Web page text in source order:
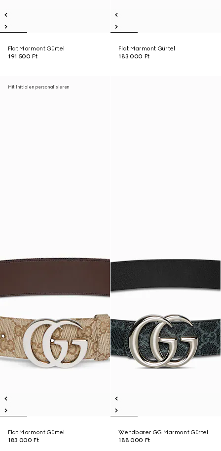
Flat Marmont Gürtel
191 500 Ft
Flat Marmont Gürtel
183 000 Ft
Mit Initialen personalisieren
Flat Marmont Gürtel
183 000 Ft
Wendbarer GG Marmont Gürtel
188 000 Ft